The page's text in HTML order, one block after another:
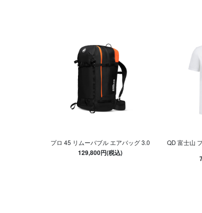
プロ 45 リムーバブル エアバッグ 3.0
129,800円(税込)
QD 富士山